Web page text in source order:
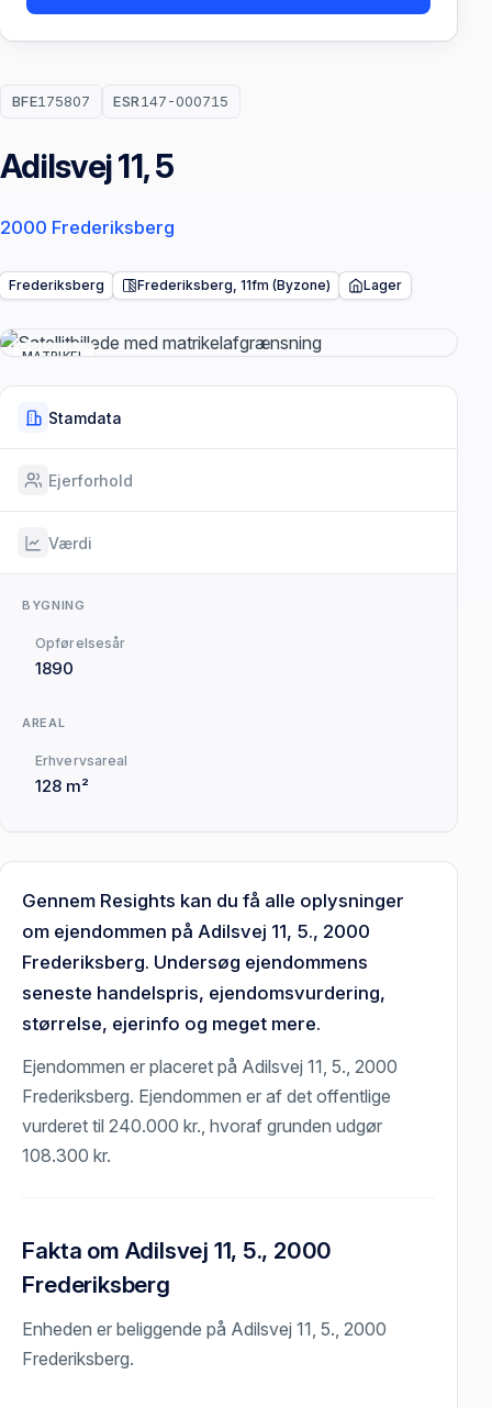
BFE175807 ESR147-000715
Adilsvej 11, 5
2000 Frederiksberg
Frederiksberg Frederiksberg, 11fm (Byzone) Lager
MATRIKEL
Stamdata
Ejerforhold
Værdi
BYGNING
Opførelsesår
1890
AREAL
Erhvervsareal
128 m²
Gennem Resights kan du få alle oplysninger
om ejendommen på Adilsvej 11, 5., 2000
Frederiksberg. Undersøg ejendommens
seneste handelspris, ejendomsvurdering,
størrelse, ejerinfo og meget mere.
Ejendommen er placeret på Adilsvej 11, 5., 2000
Frederiksberg. Ejendommen er af det offentlige
vurderet til 240.000 kr., hvoraf grunden udgør
108.300 kr.
Fakta om Adilsvej 11, 5., 2000
Frederiksberg
Enheden er beliggende på Adilsvej 11, 5., 2000
Frederiksberg.